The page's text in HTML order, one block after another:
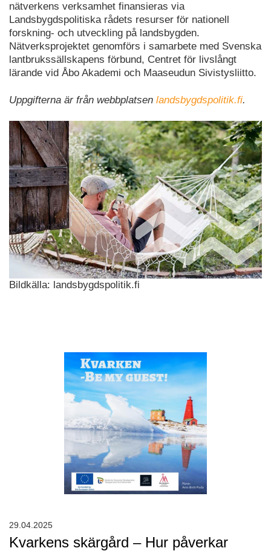
nätverkens verksamhet finansieras via
Landsbygdspolitiska rådets resurser för nationell
forskning- och utveckling på landsbygden.
Nätverksprojektet genomförs i samarbete med Svenska
lantbrukssällskapens förbund, Centret för livslångt
lärande vid Åbo Akademi och Maaseudun Sivistysliitto.
Uppgifterna är från webbplatsen landsbygdspolitik.fi.
Bildkälla: landsbygdspolitik.fi
Kvarkens skärgård – Hur påverkar
29.04.2025